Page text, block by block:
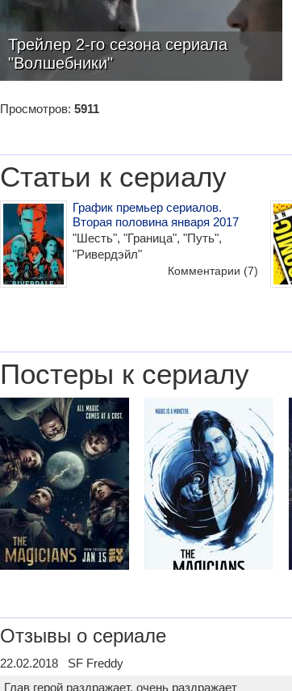
Трейлер 2-го сезона сериала
"Волшебники"
Просмотров: 5911
Статьи к сериалу
График премьер сериалов.
Вторая половина января 2017
"Шесть", "Граница", "Путь",
"Ривердэйл"
Комментарии (7)
Постеры к сериалу
Отзывы о сериале
22.02.2018 SF Freddy
Глав герой раздражает. очень раздражает